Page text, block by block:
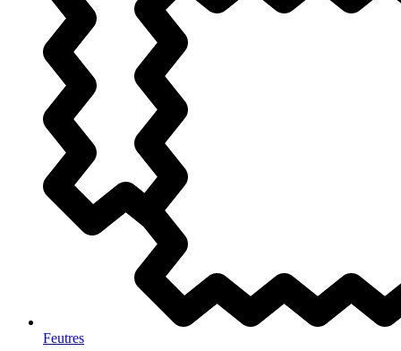
Feutres